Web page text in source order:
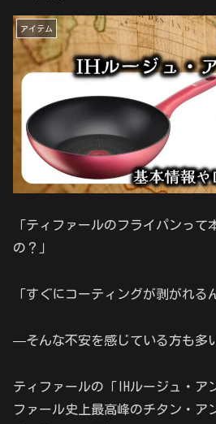
アイテム
「ティファールのフライパンって
の？」
「すぐにコーティングが剥がれる
—そんな不安を感じている方も多
ティファールの「IHルージュ・ア
ファール史上最高峰のチタン・ア